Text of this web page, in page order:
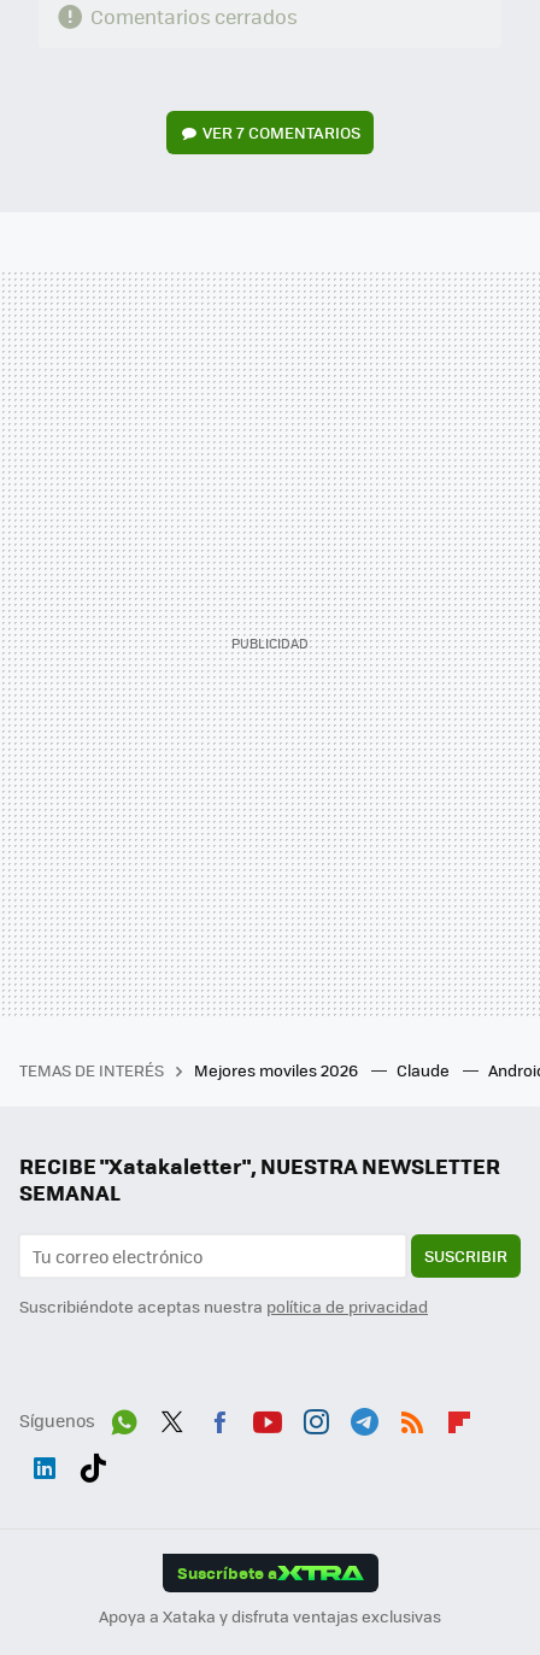
Comentarios cerrados
VER7 COMENTARIOS
TEMAS DE INTERÉS Mejores moviles 2026 Claude
RECIBE "Xatakaletter", NUESTRA NEWSLETTER
SEMANAL
SUSCRIBIR
Suscribiéndote aceptas nuestra política de privacidad
Síguenos
Suscríbete a
Apoya a Xataka y disfruta ventajas exclusivas